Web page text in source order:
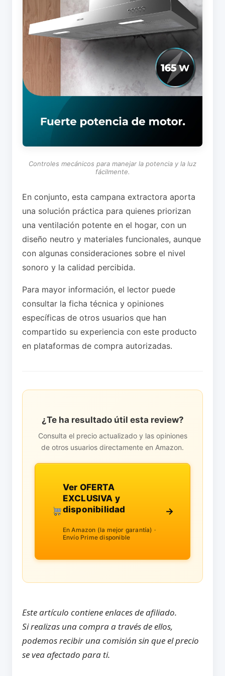
Controles mecánicos para manejar la potencia y la luz
fácilmente.
En conjunto, esta campana extractora aporta
una solución práctica para quienes priorizan
una ventilación potente en el hogar, con un
diseño neutro y materiales funcionales, aunque
con algunas consideraciones sobre el nivel
sonoro y la calidad percibida.
Para mayor información, el lector puede
consultar la ficha técnica y opiniones
específicas de otros usuarios que han
compartido su experiencia con este producto
en plataformas de compra autorizadas.
¿Te ha resultado útil esta review?
Consulta el precio actualizado y las opiniones
de otros usuarios directamente en Amazon.
Ver OFERTA
EXCLUSIVA y
disponibilidad
En Amazon (la mejor garantía) ·
Envío Prime disponible
→
Este artículo contiene enlaces de afiliado.
Si realizas una compra a través de ellos,
podemos recibir una comisión sin que el precio
se vea afectado para ti.